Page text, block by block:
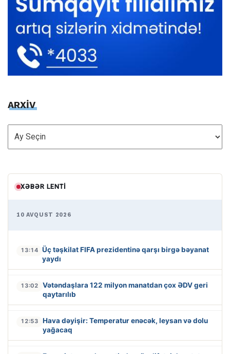
ARXİV
ARXİV
XƏBƏR LENTI
10 AVQUST 2026
13:14 Üç təşkilat FIFA prezidentinə qarşı birgə bəyanat
yaydı
13:02
Vətəndaşlara 122 milyon manatdan çox ƏDV geri
qaytarılıb
12:53
Hava dəyişir: Temperatur enəcək, leysan və dolu
yağacaq